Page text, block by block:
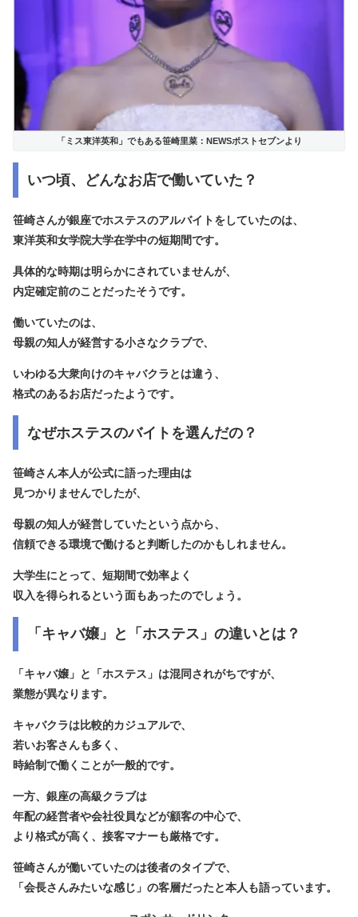
「ミス東洋英和」でもある笹崎里菜：NEWSポストセブンより
いつ頃、どんなお店で働いていた？
笹崎さんが銀座でホステスのアルバイトをしていたのは、
東洋英和女学院大学在学中の短期間です。
具体的な時期は明らかにされていませんが、
内定確定前のことだったそうです。
働いていたのは、
母親の知人が経営する小さなクラブで、
いわゆる大衆向けのキャバクラとは違う、
格式のあるお店だったようです。
なぜホステスのバイトを選んだの？
笹崎さん本人が公式に語った理由は
見つかりませんでしたが、
母親の知人が経営していたという点から、
信頼できる環境で働けると判断したのかもしれません。
大学生にとって、短期間で効率よく
収入を得られるという面もあったのでしょう。
「キャバ嬢」と「ホステス」の違いとは？
「キャバ嬢」と「ホステス」は混同されがちですが、
業態が異なります。
キャバクラは比較的カジュアルで、
若いお客さんも多く、
時給制で働くことが一般的です。
一方、 銀座の高級クラブは
年配の経営者や会社役員などが顧客の中心で、
より格式が高く、接客マナーも厳格です。
笹崎さんが働いていたのは後者のタイプで、
「会長さんみたいな感じ」の客層だったと本人も語っています。